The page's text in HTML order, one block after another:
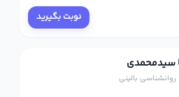
نوبت بگیرید
سیدمحمدی